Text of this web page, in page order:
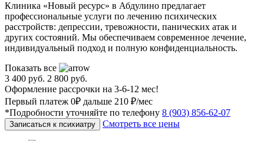
Клиника «Новый ресурс» в Абдулино предлагает
профессиональные услуги по лечению психических
расстройств: депрессии, тревожности, панических атак и
других состояний. Мы обеспечиваем современное лечение,
индивидуальный подход и полную конфиденциальность.
Показать все
3 400 руб. 2 800 руб.
Оформление рассрочки на 3-6-12 мес!
Первый платеж 0₽ дальше 210 ₽/мес
*Подробности уточняйте по телефону 8 (903) 856-62-07
Записаться к психиатру Смотреть все цены